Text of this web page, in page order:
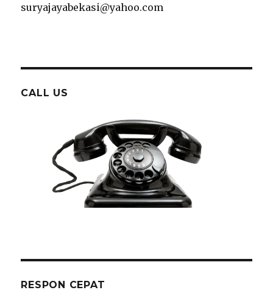
suryajayabekasi@yahoo.com
CALL US
RESPON CEPAT